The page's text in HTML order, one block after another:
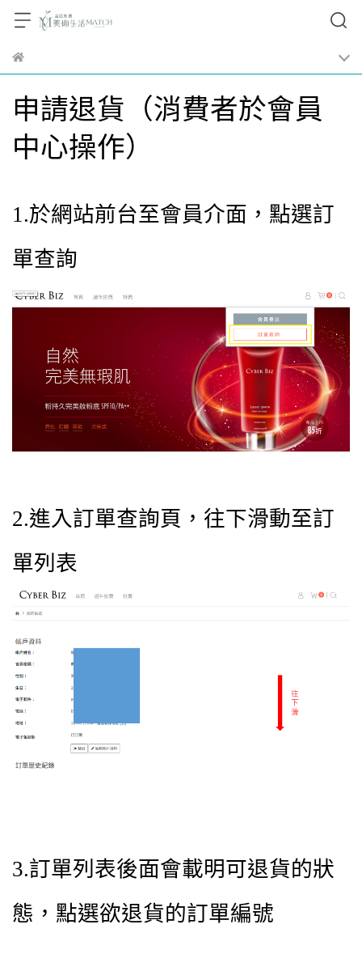
申請退貨（消費者於會員
中心操作）
1.於網站前台至會員介面，點選訂
單查詢
2.進入訂單查詢頁，往下滑動至訂
單列表
3.訂單列表後面會載明可退貨的狀
態，點選欲退貨的訂單編號